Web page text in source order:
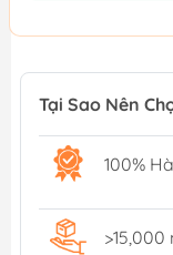
Tại Sao Nên
100%